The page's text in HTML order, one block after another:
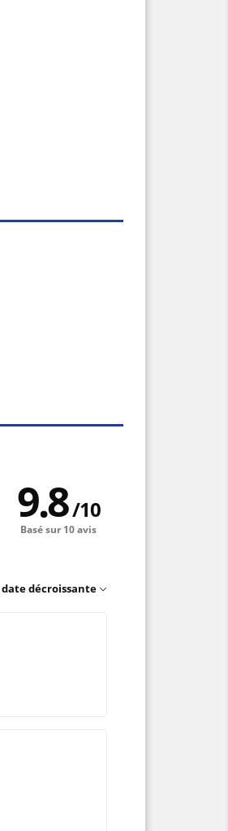
9.8/10
Basé sur 10 avis
date décroissante